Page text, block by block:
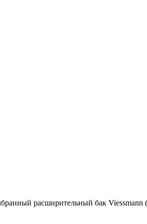
расширительный бак Viessmann